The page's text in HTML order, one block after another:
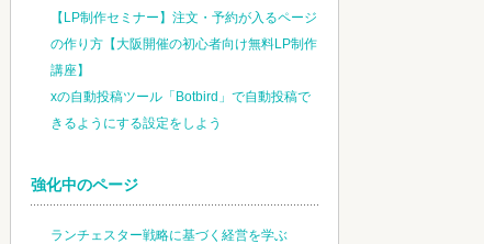
【LP制作セミナー】注文・予約が入るページ
の作り方【大阪開催の初心者向け無料LP制作
講座】
xの自動投稿ツール「Botbird」で自動投稿で
きるようにする設定をしよう
強化中のページ
ランチェスター戦略に基づく経営を学ぶ